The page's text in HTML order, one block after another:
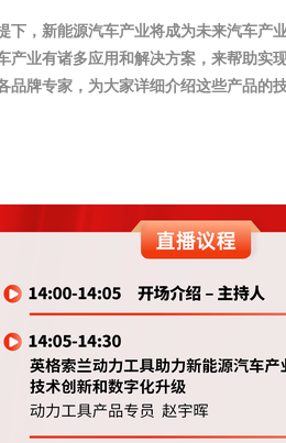
下，新能源汽车产业将成为未来汽车产
产业有诸多应用和解决方案，来帮助实
品牌专家，为大家详细介绍这些产品的